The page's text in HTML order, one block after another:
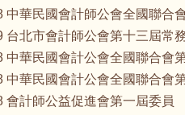
中華民國會計師公會全國聯合
台北市會計師公會第十三屆常
中華民國會計公會全國聯合會
中華民國會計公會全國聯合會
會計師公益促進會第一屆委員